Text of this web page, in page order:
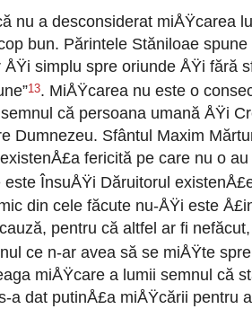
nu a desconsiderat miÅŸcarea
bun. Părintele Stăniloae
simplu spre oriunde ÅŸi fără
13. MiÅŸcarea nu este o
că persoana umană ÅŸi
Dumnezeu. Sfântul Maxim
fericită pe care nu o
ÎnsuÅŸi Dăruitorul
din cele făcute nu-ÅŸi este
pentru că altfel ar fi
ce n-ar avea să se miÅŸte
miÅŸcare a lumii semnul că
a dat putinÅ£a miÅŸcării pentru